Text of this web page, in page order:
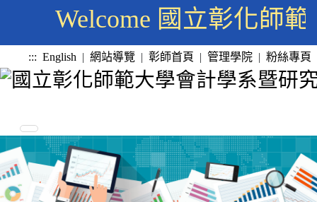
Welcome 國立彰化師
::: English | 網站導覽 | 彰師首頁 | 管理學院 | 粉絲專頁